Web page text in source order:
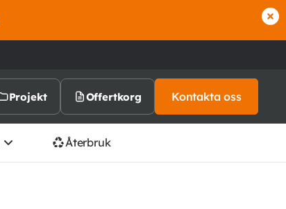
Projekt Offertkorg Kontakta oss
Återbruk